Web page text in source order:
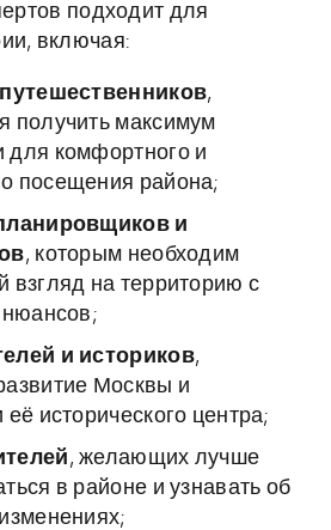
подходит для
включая:
,
получить максимум
комфортного и
посещения района;
и
, которым необходим
взгляд на территорию с
нюансов;
и историков,
Москвы и
её исторического центра;
, желающих лучше
в районе и узнавать об